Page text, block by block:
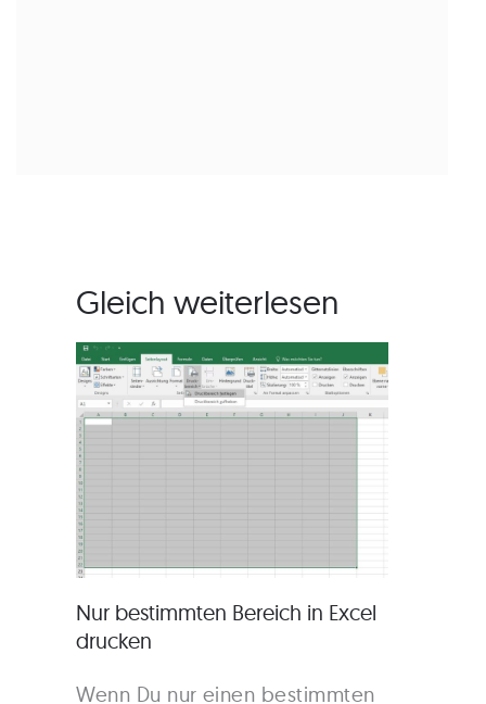
Gleich weiterlesen
Nur bestimmten Bereich in Excel
drucken
Wenn Du nur einen bestimmten